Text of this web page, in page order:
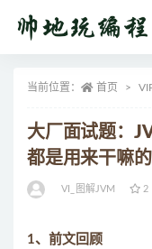
当前位置： 首页
大厂面试题：
都是用来干嘛的
VI_图解JVM 2
1、前文回顾